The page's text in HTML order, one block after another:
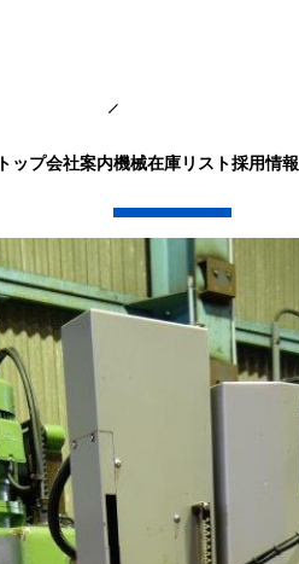
トップ会社案内機械在庫リスト採用情報